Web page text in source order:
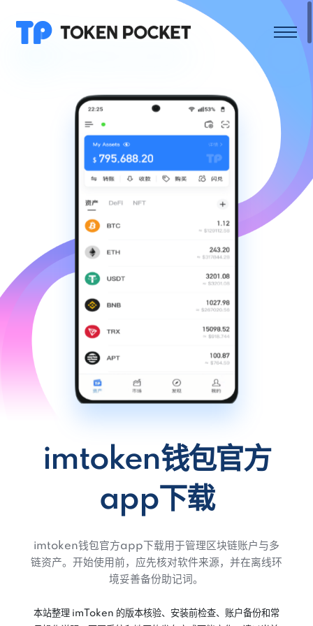
imtoken钱包官方
app下载
imtoken钱包官方app下载用于管理区块链账户与多
链资产。开始使用前，应先核对软件来源，并在离线环
境妥善备份助记词。
本站整理 imToken 的版本核验、安装前检查、账户备份和常